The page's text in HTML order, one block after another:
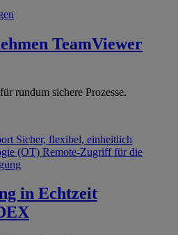
TeamViewer
rundum sichere Prozesse.
Sicher, flexibel, einheitlich
(OT) Remote-Zugriff für die
in Echtzeit